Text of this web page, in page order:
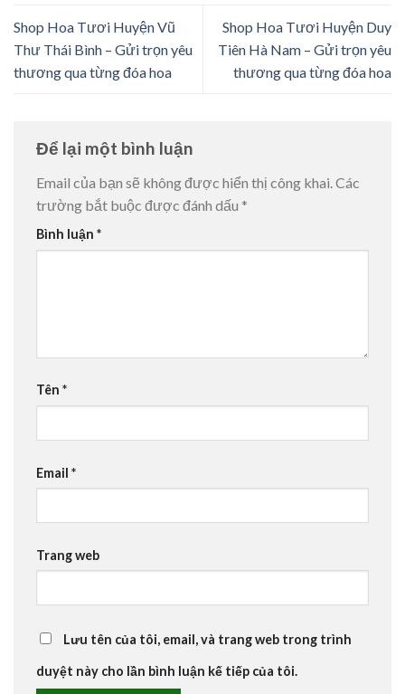
Shop Hoa Tươi Huyện Vũ
Thư Thái Bình – Gửi trọn yêu
thương qua từng đóa hoa
Shop Hoa Tươi Huyện Duy
Tiên Hà Nam – Gửi trọn yêu
thương qua từng đóa hoa
Để lại một bình luận
Email của bạn sẽ không được hiển thị công khai.Các
trường bắt buộc được đánh dấu *
Bình luận *
Tên *
Email *
Trang web
Lưu tên của tôi, email, và trang web trong trình
duyệt này cho lần bình luận kế tiếp của tôi.